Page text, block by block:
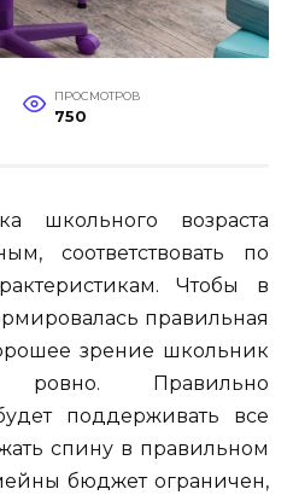
ПРОСМОТРОВ
750
школьного возраста
соответствовать по
Чтобы в
правильная
зрение школьник
Правильно
поддерживать все
спину в правильном
бюджет ограничен,